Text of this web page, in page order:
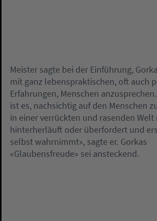
Meister sagte bei der Einführung,
mit ganz lebenspraktischen, oft auch
Erfahrungen, Menschen
ist es, nachsichtig auf den Menschen
in einer verrückten und rasenden Welt
hinterherläuft oder überfordert und
selbst wahrnimmt», sagte er. Gorkas
«Glaubensfreude» sei ansteckend.